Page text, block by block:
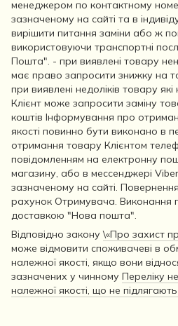
менеджером по контактному
зазначеному на сайті та в
вирішити питання заміни або ж
використовуючи транспортні
Пошта". - при виявлені товару
має право запросити знижку на
при виявлені недоліків товару
Клієнт може запросити заміну
коштів Інформування про
якості повинно бути виконано в
отримання товару Клієнтом
повідомленням на електронну
магазину, або в мессенджері
зазначеному на сайті.
рахунок Отримувача. Виконання
доставкою "Нова пошта".
Відповідно закону\«Про захист
може відмовити споживачеві в
належної якості, якщо вони
зазначених у чинному Переліку
належної якості, що не